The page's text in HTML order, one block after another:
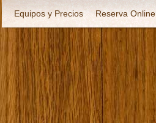
Equipos y Precios Reserva Online